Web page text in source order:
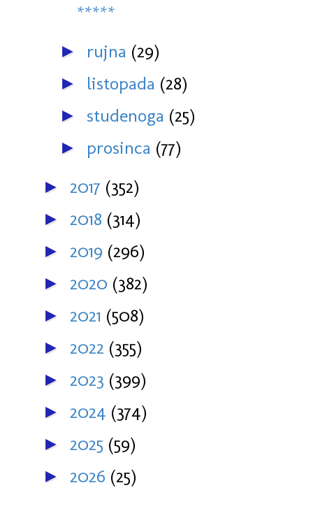
*****
► rujna (29)
► listopada (28)
► studenoga (25)
► prosinca (77)
► 2017 (352)
► 2018 (314)
► 2019 (296)
► 2020 (382)
► 2021 (508)
► 2022 (355)
► 2023 (399)
► 2024 (374)
► 2025 (59)
► 2026 (25)